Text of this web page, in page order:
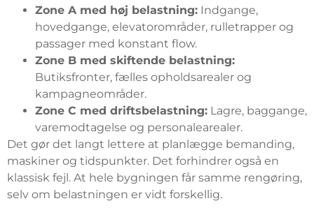
Zone A med høj belastning: Indgange,
hovedgange, elevatorområder, rulletrapper og
passager med konstant flow.
Zone B med skiftende belastning:
Butiksfronter, fælles opholdsarealer og
kampagneområder.
Zone C med driftsbelastning: Lagre, baggange,
varemodtagelse og personalearealer.
Det gør det langt lettere at planlægge bemanding,
maskiner og tidspunkter. Det forhindrer også en
klassisk fejl. At hele bygningen får samme rengøring,
selv om belastningen er vidt forskellig.